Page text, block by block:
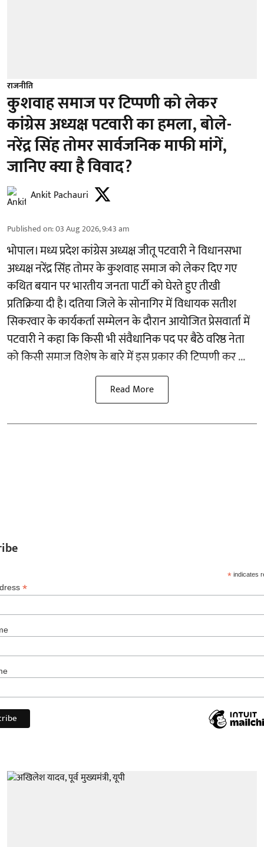
राजनीति
कुशवाह समाज पर टिप्पणी को लेकर
कांग्रेस अध्यक्ष पटवारी का हमला, बोले-
नरेंद्र सिंह तोमर सार्वजनिक माफी मांगें,
जानिए क्या है विवाद?
Ankit Pachauri
Published on:03 Aug 2026, 9:43 am
भोपाल। मध्य प्रदेश कांग्रेस अध्यक्ष जीतू पटवारी ने विधानसभा
अध्यक्ष नरेंद्र सिंह तोमर के कुशवाह समाज को लेकर दिए गए
कथित बयान पर भारतीय जनता पार्टी को घेरते हुए तीखी
प्रतिक्रिया दी है। दतिया जिले के सोनागिर में विधायक सतीश
सिकरवार के कार्यकर्ता सम्मेलन के दौरान आयोजित प्रेसवार्ता में
पटवारी ने कहा कि किसी भी संवैधानिक पद पर बैठे वरिष्ठ नेता
को किसी समाज विशेष के बारे में इस प्रकार की टिप्पणी कर ...
Read More
*indicates
*